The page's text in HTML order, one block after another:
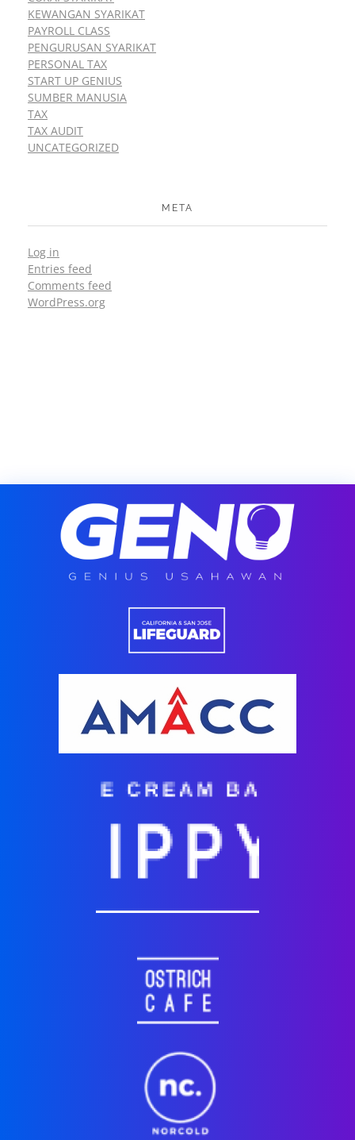
KEWANGAN SYARIKAT
PAYROLL CLASS
PENGURUSAN SYARIKAT
PERSONAL TAX
START UP GENIUS
SUMBER MANUSIA
TAX
TAX AUDIT
UNCATEGORIZED
META
Log in
Entries feed
Comments feed
WordPress.org